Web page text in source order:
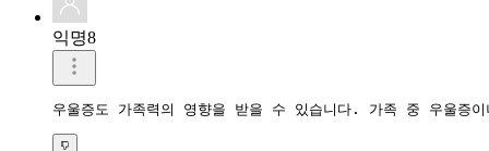
익명8
우울증도 가족력의 영향을 받을 수 있습니다. 가족 중 우울증